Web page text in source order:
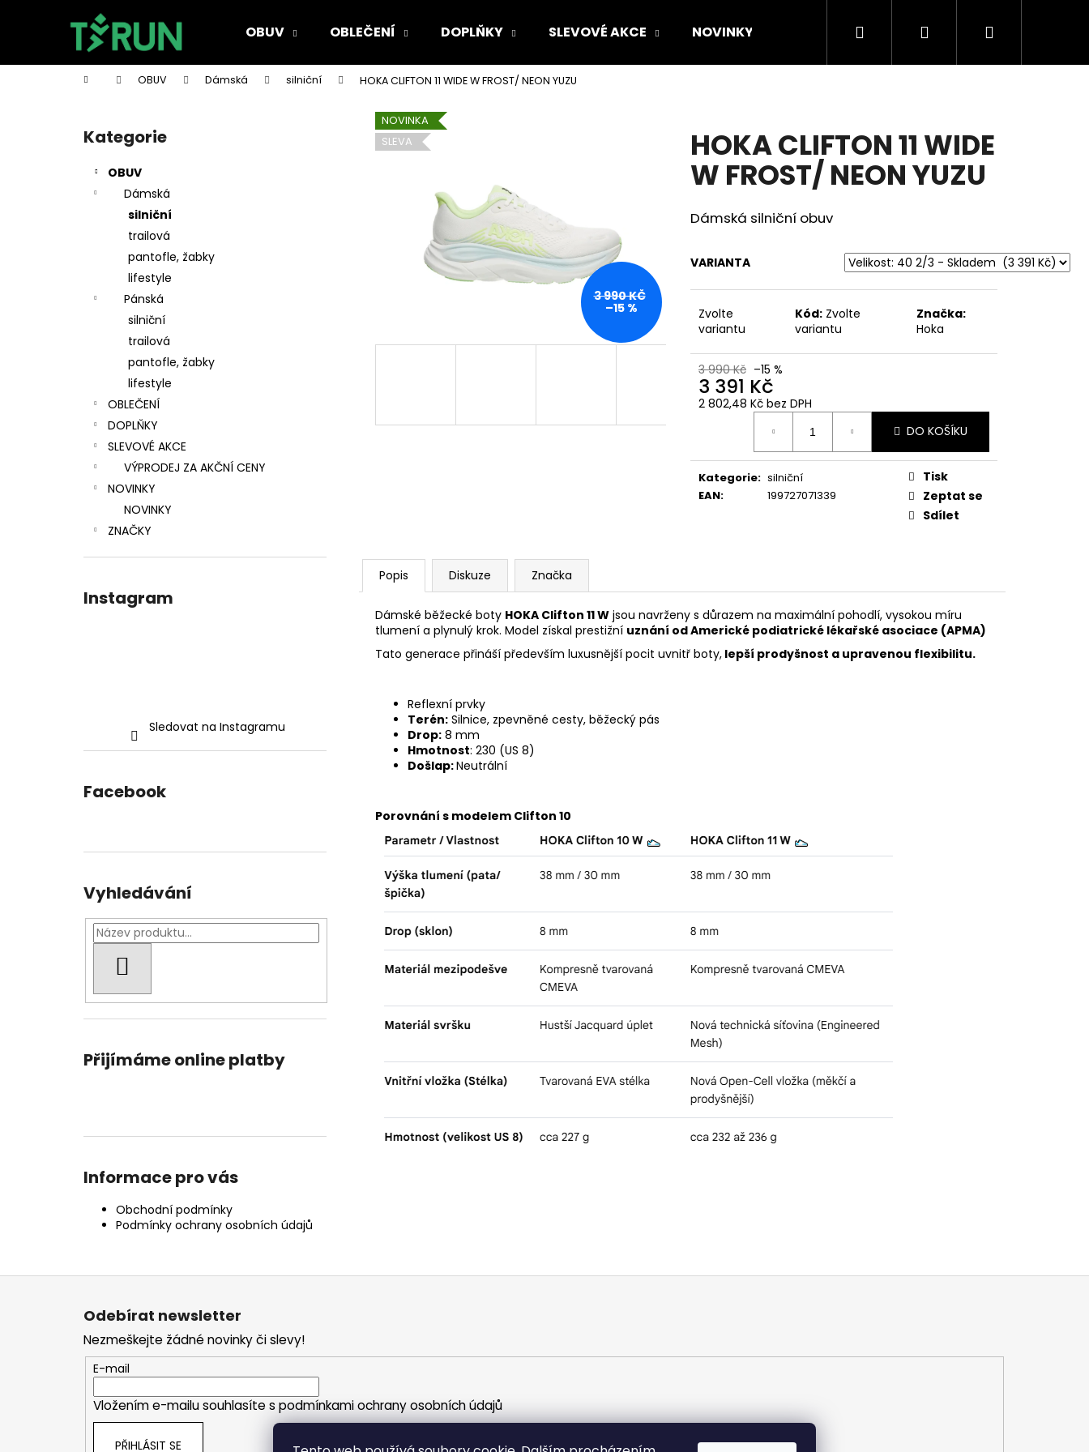
OBUV OBLEČENÍ DOPLŇKY SLEVOVÉ AKCE NOVINKY KOMUNITA
Hledat PřihlášeníNákupní
Domů OBUV Dámská silniční HOKA CLIFTON 11 WIDE W FROST/ NEON YUZU
Přeskočit
kategorie
Kategorie
OBUV
Dámská
silniční
trailová
pantofle, žabky
lifestyle
Pánská
silniční
trailová
pantofle, žabky
lifestyle
OBLEČENÍ
DOPLŇKY
SLEVOVÉ AKCE
VÝPRODEJ ZA AKČNÍ CENY
NOVINKY
NOVINKY
ZNAČKY
Instagram
Sledovat na Instagramu
Facebook
Vyhledávání
Přijímáme online platby
Informace pro vás
Obchodní podmínky
Podmínky ochrany osobních údajů
HOKA CLIFTON 11 WIDE
W FROST/ NEON YUZU
Dámská silniční obuv
VARIANTA
Zvolte
variantu
Kód: Zvolte
variantu
Značka:
Hoka
3 990 Kč –15 %
3 391 Kč
2 802,48 Kč bez DPH
DO KOŠÍKU
Kategorie: silniční
EAN: 199727071339
Tisk
Zeptat se
Sdílet
NOVINKA
SLEVA
3 990 KČ
–15 %
Popis Diskuze Značka
Dámské běžecké boty HOKA Clifton 11 W jsou navrženy s důrazem na maximální pohodlí, vysokou míru
tlumení a plynulý krok. Model získal prestižní uznání od Americké podiatrické lékařské asociace (APMA)
Tato generace přináší především luxusnější pocit uvnitř boty, lepší prodyšnost a upravenou flexibilitu.
Reflexní prvky
Terén: Silnice, zpevněné cesty, běžecký pás
Drop: 8 mm
Hmotnost: 230 (US 8)
Došlap:Neutrální
Porovnání s modelem Clifton 10
í
do
do
Co potřebujete najít?
Doporučujeme
Odebírat newsletter
Nezmeškejte žádné novinky či slevy!
E-mail
Vložením e-mailu souhlasíte spodmínkami ochrany osobních údajů
PŘIHLÁSIT SE